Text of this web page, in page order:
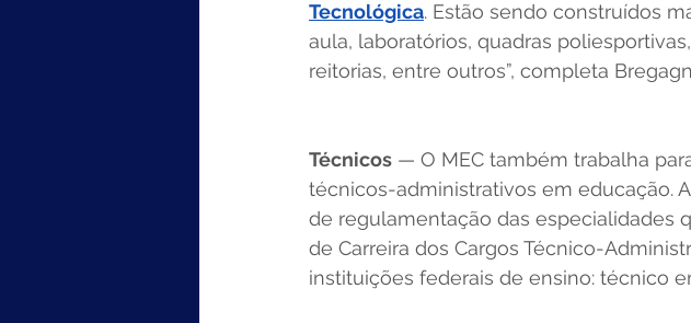
Tecnológica. Estão sendo construídos
aula, laboratórios, quadras
reitorias, entre outros”, completa
Técnicos — O MEC também trabalha
técnicos-administrativos em educação.
de regulamentação das especialidades
de Carreira dos Cargos Técnico-
instituições federais de ensino: técnico